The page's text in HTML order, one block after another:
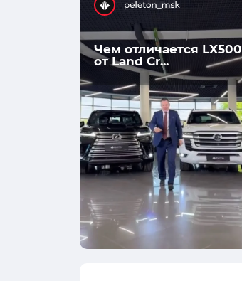
Чем отличается LX500
от Land Cr...